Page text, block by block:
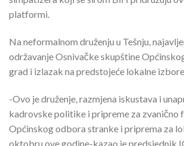
platformi.
Na neformalnom druženju u Tešnju,
održavanje Osnivačke skupštine
grad i izlazak na predstojeće lokalne
-Ovo je druženje, razmjena iskustava i
kadrovske politike i pripreme za zvanično
Općinskog odbora stranke i priprema za
oktobru ove godine-kazao je predsjednik